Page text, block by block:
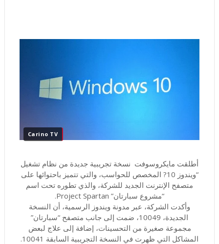
Carino TV
أطلقت مايكروسوفت نسخة تجريبية جديدة من نظام تشغيل
“ويندوز 10? المخصص للحواسب، والتي تتميز باحتوائها على
متصفح الإنترنت الجديد للشركة، والذي تطوره تحت اسم
“مشروع سبارتان” Project Spartan.
وأكدت الشركة، عبر مدونة ويندوز الرسمية، أن النسخة
الجديدة، 10049، ضمت إلى جانب متصفح “سبارتان”
مجموعة صغيرة من التحسينات، إضافة إلى علاج لبعض
المشاكل التي ظهرت في النسخة التجريبية السابقة 10041.